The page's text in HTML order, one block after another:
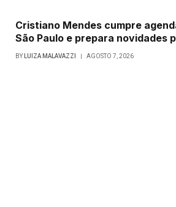
Cristiano Mendes cumpre
São Paulo e prepara novidades
BY LUIZA MALAVAZZI AGOSTO 7, 2026